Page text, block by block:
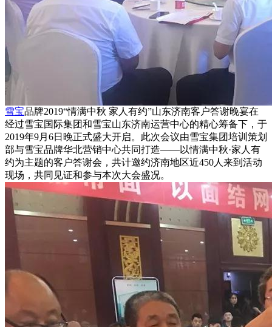
雪宝品牌2019“情满中秋 家人有约”山东济南客户答谢晚宴在
经过雪宝国际集团和雪宝山东济南运营中心的精心筹备下，于
2019年9月6日晚正式盛大开启。此次会议由雪宝集团培训策划
部与雪宝品牌华北营销中心共同打造——以情满中秋·家人有
约为主题的客户答谢会，共计邀约济南地区近450人来到活动
现场，共同见证和参与本次大会盛况。